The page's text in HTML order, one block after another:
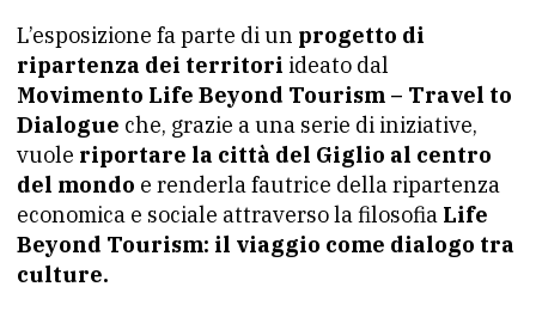
L’esposizione fa parte di un progetto di
ripartenza dei territori ideato dal
Movimento Life Beyond Tourism – Travel to
Dialogue che, grazie a una serie di iniziative,
vuole riportare la città del Giglio al centro
del mondo e renderla fautrice della ripartenza
economica e sociale attraverso la filosofia Life
Beyond Tourism: il viaggio come dialogo tra
culture.